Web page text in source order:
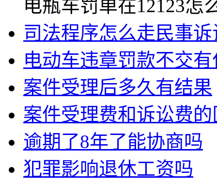
电瓶车罚单在12123怎
司法程序怎么走民事诉
电动车违章罚款不交
案件受理后多久有结果
案件受理费和诉讼费的
逾期了8年了能协商吗
犯罪影响退休工资吗